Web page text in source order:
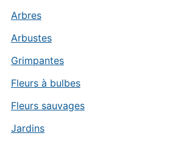
Arbres
Arbustes
Grimpantes
Fleurs à bulbes
Fleurs sauvages
Jardins